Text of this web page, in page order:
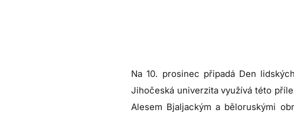
Na 10. prosinec připadá Den
Jihočeská univerzita využívá této
Alesem Bjaljackým a běloruskými